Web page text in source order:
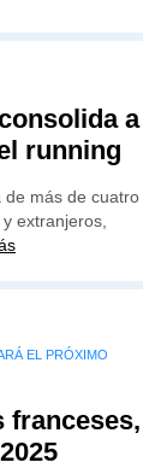
a
running
de más de cuatro
extranjeros,
EL PRÓXIMO
franceses,